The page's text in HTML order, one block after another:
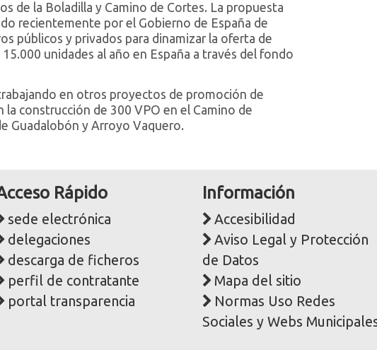
de la Boladilla y Camino de Cortes. La propuesta
recientemente por el Gobierno de España de
públicos y privados para dinamizar la oferta de
unidades al año en España a través del fondo
en otros proyectos de promoción de
construcción de 300 VPO en el Camino de
Guadalobón y Arroyo Vaquero.
Rápido
sede electrónica
delegaciones
descarga de ficheros
perfil de contratante
portal transparencia
Información
Accesibilidad
Aviso Legal y Protección
de Datos
Mapa del sitio
Normas Uso Redes
Sociales y Webs